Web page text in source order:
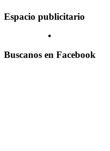
Espacio publicitario
Buscanos en Facebook